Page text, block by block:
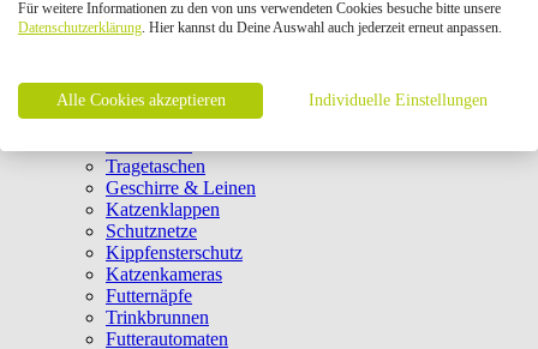
Intelligenzspielzeug
Laserpointer & Elektrospielzeug
Clicker & Target Sticks für Katzen
Weiteres Katzenspielzeug
Transportboxen
Tragetaschen
Geschirre & Leinen
Katzenklappen
Schutznetze
Kippfensterschutz
Katzenkameras
Futternäpfe
Trinkbrunnen
Futterautomaten
Für weitere Informationen zu den von uns verwendeten Cookies besuche bitte unsere
Datenschutzerklärung. Hier kannst du Deine Auswahl auch jederzeit erneut anpassen.
Alle Cookies akzeptieren Individuelle Einstellungen